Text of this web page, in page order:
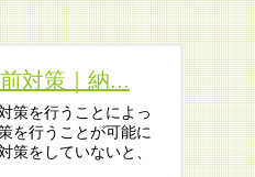
対策｜納...
策を行うことによっ
を行うことが可能に
策をしていないと、